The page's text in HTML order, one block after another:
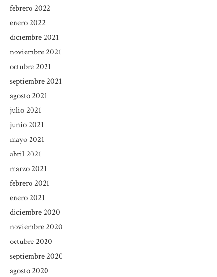
febrero 2022
enero 2022
diciembre 2021
noviembre 2021
octubre 2021
septiembre 2021
agosto 2021
julio 2021
junio 2021
mayo 2021
abril 2021
marzo 2021
febrero 2021
enero 2021
diciembre 2020
noviembre 2020
octubre 2020
septiembre 2020
agosto 2020